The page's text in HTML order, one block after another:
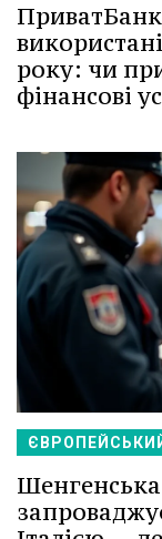
року: чи
фінансові
Шенгенська